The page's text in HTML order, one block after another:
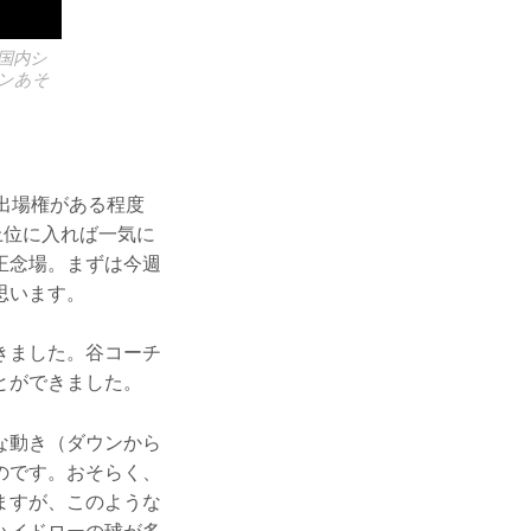
内シ
あそ
場権がある程度
に入れば一気に
念場。まずは今週
ます。
ました。谷コーチ
できました。
動き（ダウンから
す。おそらく、
すが、このような